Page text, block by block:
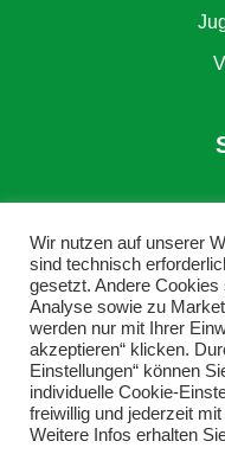
Wir nutzen auf unserer
sind technisch
gesetzt. Andere
Analyse sowie zu
werden nur mit Ihrer
akzeptieren“ klicken.
Einstellungen“ können
individuelle Cookie-
freiwillig und jederzeit
Weitere Infos erhalten